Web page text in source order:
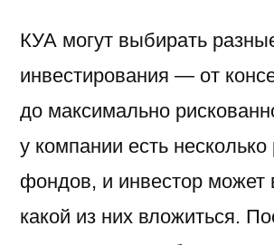
КУА могут выбирать
инвестирования — от
до максимально
у компании есть
фондов, и инвестор может
какой из них вложиться.